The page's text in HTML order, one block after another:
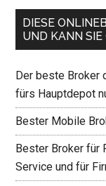
DIESE
UND KANN
Der beste Broker
fürs Hauptdepot
Bester Mobile
Bester Broker für
Service und für